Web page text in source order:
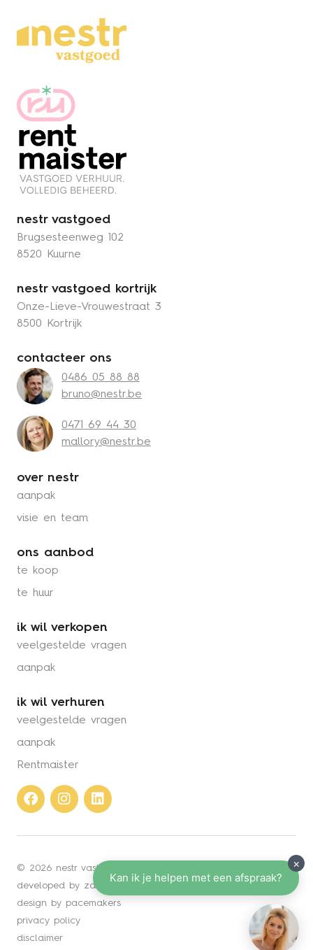
nestr vastgoed
Brugsesteenweg 102
8520 Kuurne
nestr vastgoed kortrijk
Onze-Lieve-Vrouwestraat 3
8500 Kortrijk
contacteer ons
0486 05 88 88
bruno@nestr.be
0471 69 44 30
mallory@nestr.be
over nestr
aanpak
visie en team
ons aanbod
te koop
te huur
ik wil verkopen
veelgestelde vragen
aanpak
ik wil verhuren
veelgestelde vragen
aanpak
Rentmaister
Facebook
Instagram
Linkedin
© 2026 nestr vastgoed
developed by zabun
design by pacemakers
privacy policy
disclaimer